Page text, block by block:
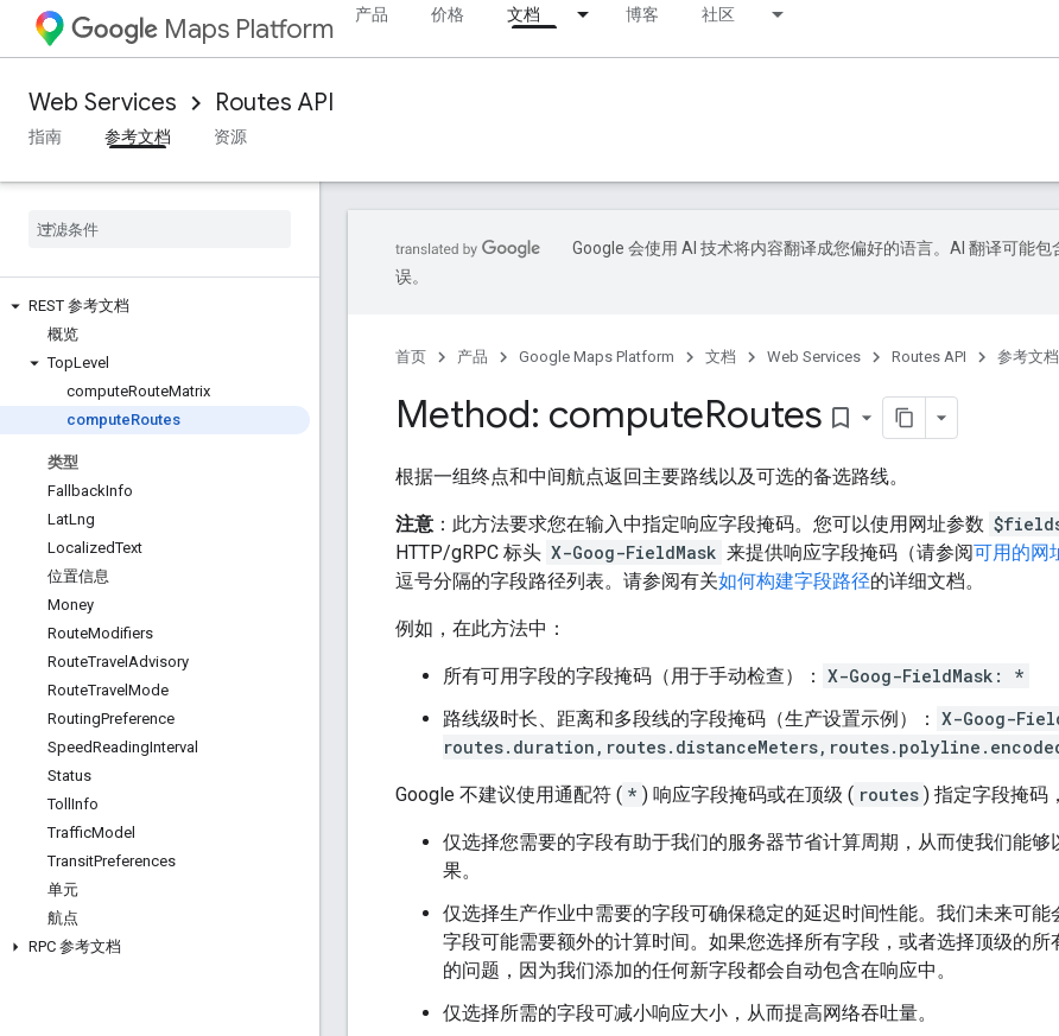
Maps Platform 产品 价格 文档 博客 社区
Web Services Routes API
指南
参考文档 资源
REST 参考文档
概览
TopLevel
computeRouteMatrix
computeRoutes
类型
FallbackInfo
LatLng
LocalizedText
位置信息
Money
RouteModifiers
RouteTravel Advisory
RouteTravel Mode
RoutingPreference
SpeedReadingInterval
Status
Toll Info
TrafficModel
TransitPreferences
单元
航点
RPC 参考文档
Google 会使用 AI 技术将内容翻译成您偏好的语言。AI 翻译可能包
误。
首页 产品 Google Maps Platform 文档 Web Services Routes API 参考文档
Method: computeRoutes bookmark_border
根据一组终点和中间航点返回主要路线以及可选的备选路线。
注意 ：此方法要求您在输入中指定响应字段掩码。您可以使用网址参数
HTTP/gRPC 标头 X-Goog-FieldMask 来提供响应字段掩码（请参阅可用的网
逗号分隔的字段路径列表。请参阅有关如何构建字段路径的详细文档。
例如，在此方法中：
所有可用字段的字段掩码（用于手动检查）： X-Goog-FieldMask: *
路线级时长、距离和多段线的字段掩码（生产设置示例）： X-Goog-
Google 不建议使用通配符 ( * ) 响应字段掩码或在顶级 ( routes ) 指定字段掩码
仅选择您需要的字段有助于我们的服务器节省计算周期，从而使我们能
果。
仅选择生产作业中需要的字段可确保稳定的延迟时间性能。我们未来可
字段可能需要额外的计算时间。如果您选择所有字段，或者选择顶级的
的问题，因为我们添加的任何新字段都会自动包含在响应中。
仅选择所需的字段可减小响应大小，从而提高网络吞吐量。